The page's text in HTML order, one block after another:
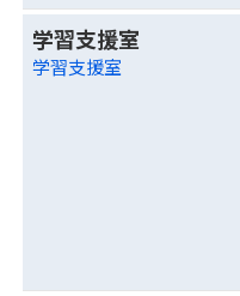
学習支援室
学習支援室